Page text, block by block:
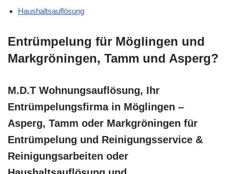
Haushaltsauflösung
Entrümpelung für Möglingen und
Markgröningen, Tamm und Asperg?
M.D.T Wohnungsauflösung, Ihr
Entrümpelungsfirma in Möglingen –
Asperg, Tamm oder Markgröningen für
Entrümpelung und Reinigungsservice &
Reinigungsarbeiten oder